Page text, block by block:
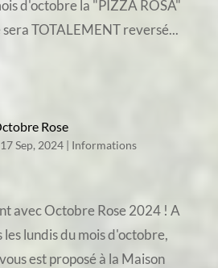
d'octobre la "PIZZA ROSA"
TOTALEMENT reversé...
Rose
17 Sep, 2024| Informations
avec Octobre Rose 2024 ! A
les lundis du mois d'octobre,
est proposé à la Maison